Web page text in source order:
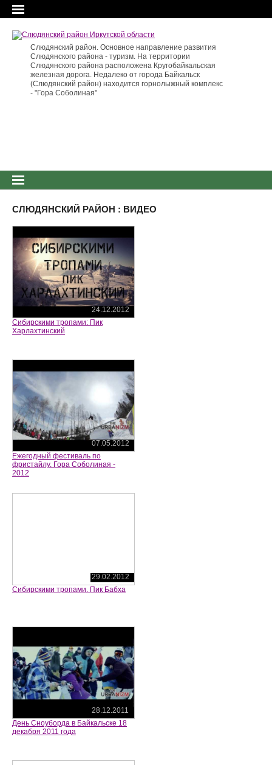
Слюдянский район. Основное направление развития
Слюдянского района - туризм. На территории
Слюдянского района расположена Кругобайкальская
железная дорога. Недалеко от города Байкальск
(Слюдянский район) находится горнолыжный комплекс
- "Гора Соболиная"
СЛЮДЯНСКИЙ РАЙОН : ВИДЕО
24.12.2012
Сибирскими тропами: Пик
Харлахтинский
07.05.2012
Ежегодный фестиваль по
фристайлу. Гора Соболиная -
2012
29.02.2012
Сибирскими тропами. Пик Бабха
28.12.2011
День Сноуборда в Байкальске 18
декабря 2011 года